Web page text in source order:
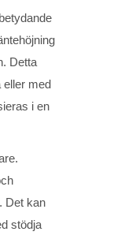
Detta
eller med
i en
Det kan
stödja